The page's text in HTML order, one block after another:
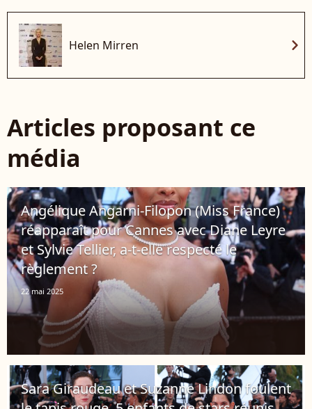
Helen Mirren chevron_right
Articles proposant ce
média
Angélique Angarni-Filopon (Miss France)
réapparaît pour Cannes avec Diane Leyre
et Sylvie Tellier, a-t-elle respecté le
règlement ?
22 mai 2025
Sara Giraudeau et Suzanne Lindon foulent